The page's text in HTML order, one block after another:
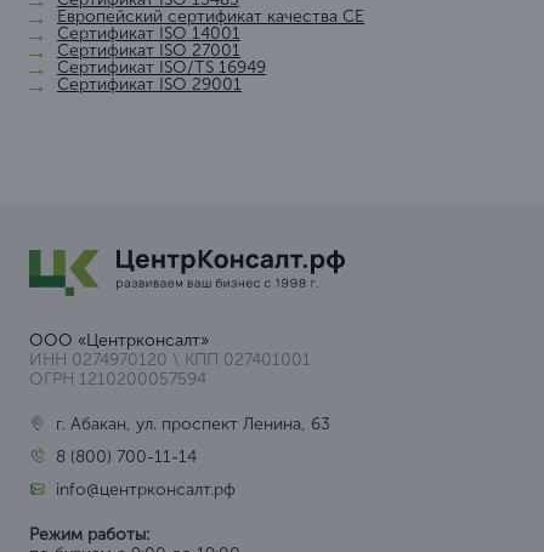
Европейский сертификат качества СЕ
Сертификат ISO 14001
Сертификат ISO 27001
Сертификат ISO/TS 16949
Сертификат ISO 29001
ООО «Центрконсалт»
ИНН 0274970120 \ КПП 027401001
ОГРН 1210200057594
г. Абакан, ул. проспект Ленина, 63
8 (800) 700-11-14
info@центрконсалт.рф
Режим работы: